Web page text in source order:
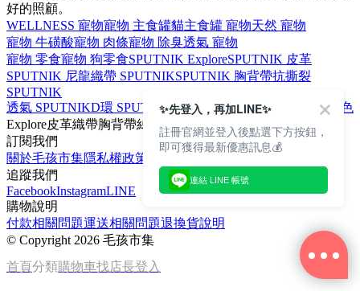
好的照顧。
WELLNESS 寵物寵物 主食罐貓主食罐 寵物天然 寵物
寵物 牛磺酸寵物 肉條寵物 除臭透氣 寵物
寵物 零食寵物 狗零食SPUTNIK ExploreSPUTNIK 皮革
SPUTNIK 尼龍織帶 SPUTNIKSPUTNIK 胸背帶抗撕裂
SPUTNIK
透氣 SPUTNIKD環 SPUTNIK高回彈 SPUTNIKSPUTNIK 綠色
Explore皮革織帶胸背帶綠色
訂閱我們
關於毛孩市集隱私權政策
追蹤我們
FacebookInstagramLINE
購物說明
付款相關問題運送相關問題退換貨說明
© Copyright 2026 毛孩市集
首頁分類購物車找店長登入
✨先登入，再加LINE✨
註冊官網並登入後點選下方按鈕，
即可獲得最新優惠訊息💰
連結 LINE 帳號